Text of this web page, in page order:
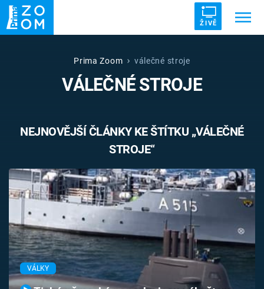
ŽIVĚ
ZRÁDCI UFO DRUHÁ SVĚTOVÁ VÁLKA
VETŘELCI DÁVNOVĚKU
Témata
Pořady
TV Program
Časopis
Prima Zoom válečné stroje
VÁLEČNÉ STROJE
NEJNOVĚJŠÍ ČLÁNKY KE ŠTÍTKU „VÁLEČNÉ
STROJE“
VÁLKY